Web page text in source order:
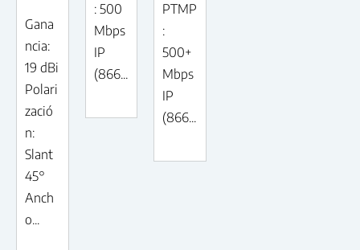
Gana
ncia:
19 dBi
Polari
zació
n:
Slant
45°
Anch
o...
: 500
Mbps
IP
(866...
PTMP
:
500+
Mbps
IP
(866...